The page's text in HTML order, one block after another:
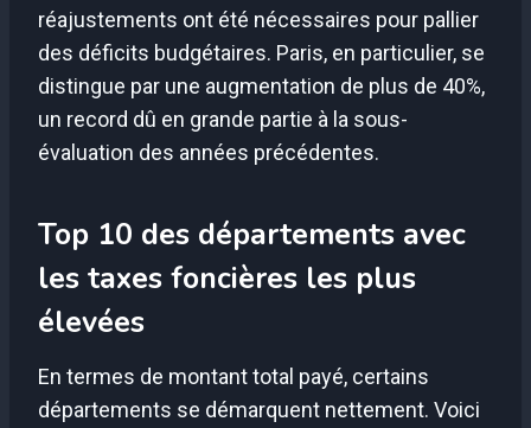
réajustements ont été nécessaires pour pallier
des déficits budgétaires. Paris, en particulier, se
distingue par une augmentation de plus de 40%,
un record dû en grande partie à la sous-
évaluation des années précédentes.
Top 10 des départements avec
les taxes foncières les plus
élevées
En termes de montant total payé, certains
départements se démarquent nettement. Voici